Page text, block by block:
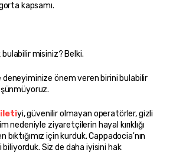
kapsamı.
misiniz? Belki.
deneyiminize önem veren birini bulabilir
yi, güvenilir olmayan operatörler, gizli
nedeniyle ziyaretçilerin hayal kırıklığı
bıktığımız için kurduk. Cappadocia'nın
Siz de daha iyisini hak